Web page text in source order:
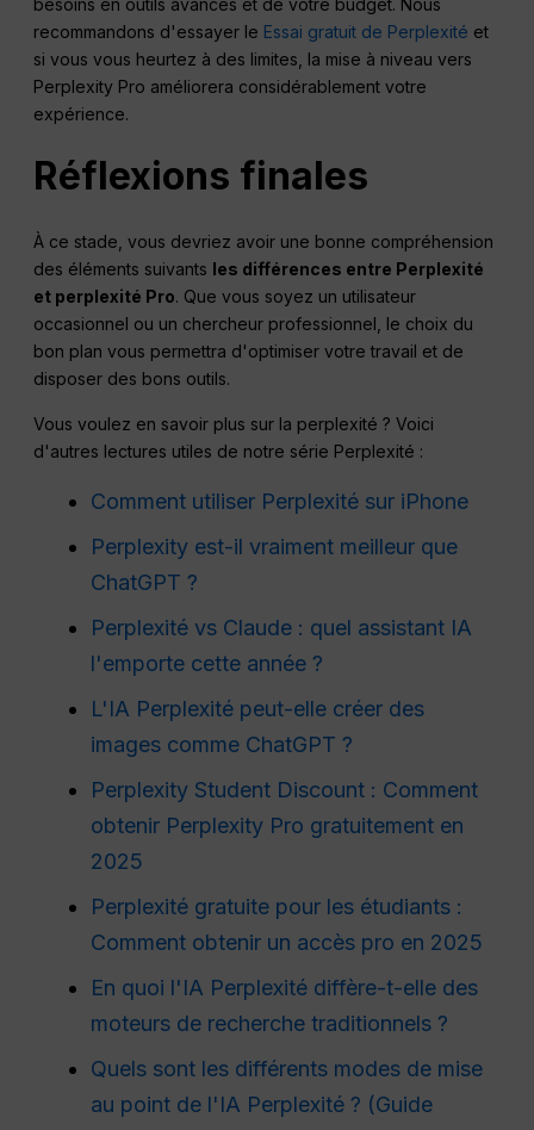
besoins en outils avancés et de votre budget. Nous
recommandons d'essayer le Essai gratuit de Perplexité et
si vous vous heurtez à des limites, la mise à niveau vers
Perplexity Pro améliorera considérablement votre
expérience.
Réflexions finales
À ce stade, vous devriez avoir une bonne compréhension
des éléments suivants les différences entre Perplexité
et perplexité Pro. Que vous soyez un utilisateur
occasionnel ou un chercheur professionnel, le choix du
bon plan vous permettra d'optimiser votre travail et de
disposer des bons outils.
Vous voulez en savoir plus sur la perplexité ? Voici
d'autres lectures utiles de notre série Perplexité :
Comment utiliser Perplexité sur iPhone
Perplexity est-il vraiment meilleur que
ChatGPT ?
Perplexité vs Claude : quel assistant IA
l'emporte cette année ?
L'IA Perplexité peut-elle créer des
images comme ChatGPT ?
Perplexity Student Discount : Comment
obtenir Perplexity Pro gratuitement en
2025
Perplexité gratuite pour les étudiants :
Comment obtenir un accès pro en 2025
En quoi l'IA Perplexité diffère-t-elle des
moteurs de recherche traditionnels ?
Quels sont les différents modes de mise
au point de l'IA Perplexité ? (Guide